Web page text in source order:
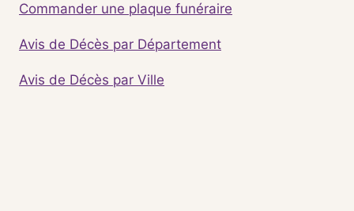
Commander une plaque funéraire
Avis de Décès par Département
Avis de Décès par Ville